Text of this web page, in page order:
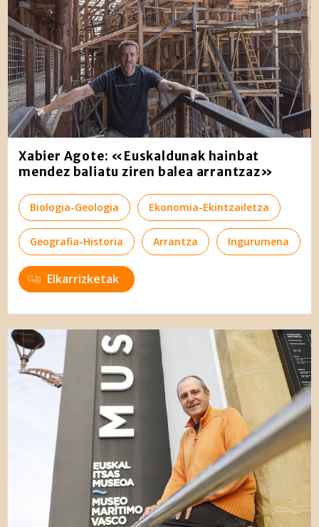
Xabier Agote: «Euskaldunak hainbat
mendez baliatu ziren balea arrantzaz»
Biologia-Geologia Ekonomia-Ekintzailetza
Geografia-Historia Arrantza Ingurumena
Elkarrizketak